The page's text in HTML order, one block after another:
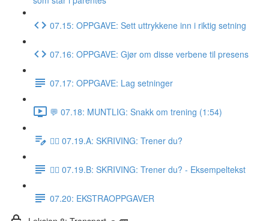
07.15: OPPGAVE: Sett uttrykkene inn i riktig setning
07.16: OPPGAVE: Gjør om disse verbene til presens
07.17: OPPGAVE: Lag setninger
💬 07.18: MUNTLIG: Snakk om trening (1:54)
✍🏼 07.19.A: SKRIVING: Trener du?
✍🏼 07.19.B: SKRIVING: Trener du? - Eksempeltekst
07.20: EKSTRAOPPGAVER